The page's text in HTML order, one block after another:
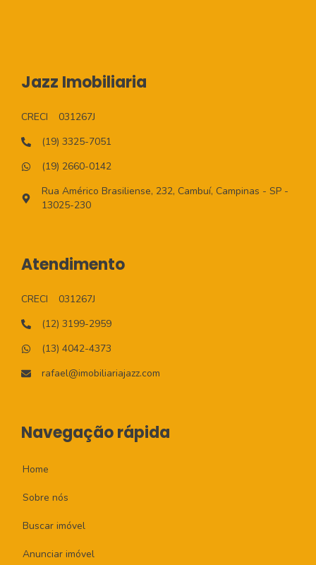
Jazz Imobiliaria
CRECI
031267J
(19) 3325-7051
(19) 2660-0142
Rua Américo Brasiliense, 232, Cambuí, Campinas - SP -
13025-230
Atendimento
CRECI
031267J
(12) 3199-2959
(13) 4042-4373
rafael@imobiliariajazz.com
Navegação rápida
Home
Sobre nós
Buscar imóvel
Anunciar imóvel